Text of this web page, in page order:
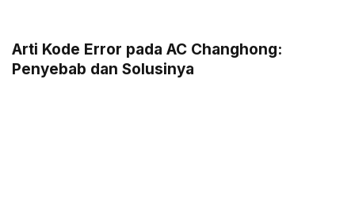
Arti Kode Error pada AC Changhong:
Penyebab dan Solusinya